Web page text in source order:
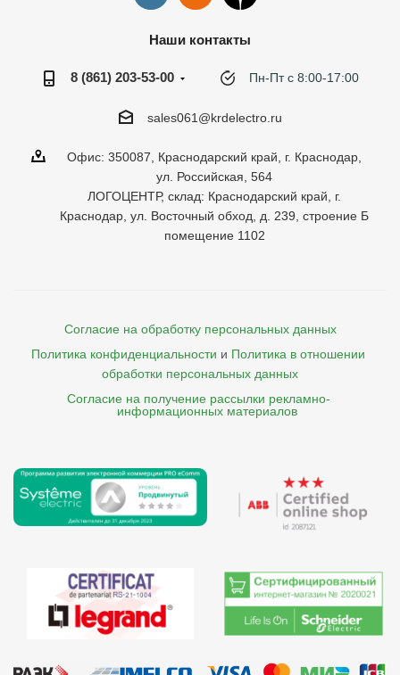
Наши контакты
8 (861) 203-53-00 Пн-Пт с 8:00-17:00
sales061@krdelectro.ru
Офис: 350087, Краснодарский край, г. Краснодар,
ул. Российская, 564
ЛОГОЦЕНТР, склад: Краснодарский край, г.
Краснодар, ул. Восточный обход, д. 239, строение Б
помещение 1102
Согласие на обработку персональных данных
Политика конфиденциальности и Политика в отношении
обработки персональных данных
Согласие на получение рассылки рекламно-
    информационных материалов